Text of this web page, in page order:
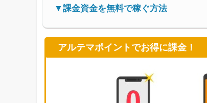
▼課金資金を無料で稼ぐ方法
アルテマポイントでお得に課金！